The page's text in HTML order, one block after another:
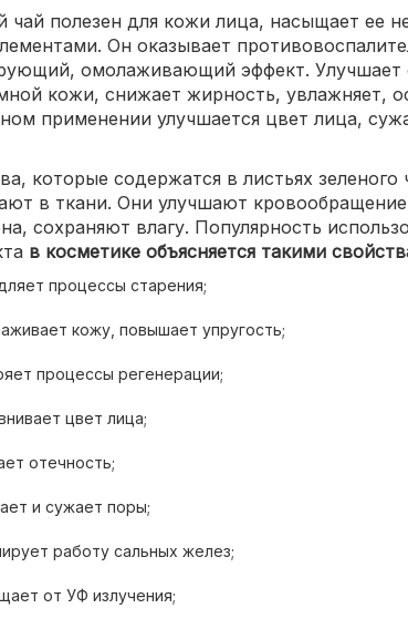
чай полезен для кожи лица, насыщает ее
Он оказывает
омолаживающий эффект. Улучшает
кожи, снижает жирность, увлажняет,
применении улучшается цвет лица,
которые содержатся в листьях зеленого
в ткани. Они улучшают
сохраняют влагу. Популярность
в косметике объясняется такими
процессы старения;
кожу, повышает упругость;
процессы регенерации;
цвет лица;
отечность;
и сужает поры;
работу сальных желез;
от УФ излучения;